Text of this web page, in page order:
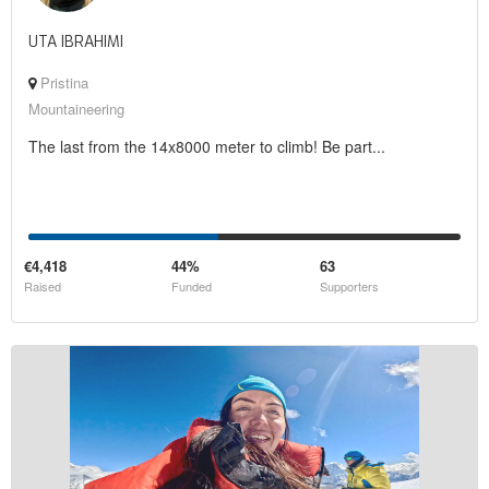
UTA IBRAHIMI
Pristina
Mountaineering
The last from the 14x8000 meter to climb! Be part...
€4,418
Raised
44%
Funded
63
Supporters